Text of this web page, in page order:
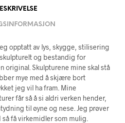
opptatt av lys, skygge, stilisering
og bestandig for
original. Skulpturene mine skal stå
mye med å skjære bort
jeg vil ha fram. Mine
får så å si aldri verken hender,
til øyne og nese. Jeg prøver
få virkemidler som mulig.